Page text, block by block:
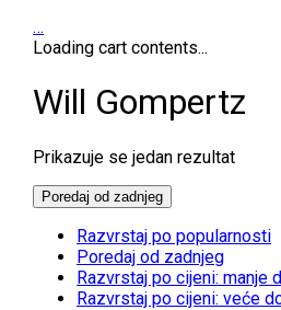
…
Loading cart contents...
Will Gompertz
Prikazuje se jedan rezultat
Poredaj od zadnjeg
Razvrstaj po popularnosti
Poredaj od zadnjeg
Razvrstaj po cijeni: manje
Razvrstaj po cijeni: veće